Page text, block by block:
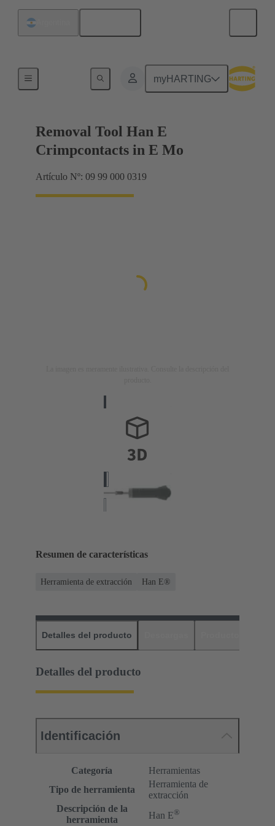
myHARTING
Herramientas de extracción
Removal Tool Han E
Crimpcontacts in E Mo
Artículo Nº: 09 99 000 0319
Resumen de características
Herramienta de extracción Han E®
Detalles del producto
Detalles del producto
Identificación
Categoría
Herramientas
Tipo de herramienta
Herramienta de
extracción
Descripción de la
herramienta
Han E®